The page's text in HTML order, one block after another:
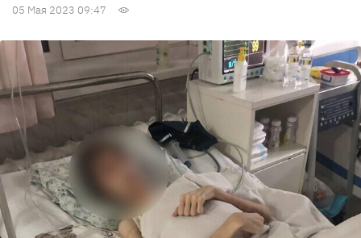
05 Мая 2023 09:47